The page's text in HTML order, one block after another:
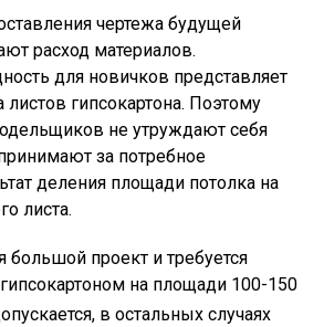
чертежа будущей
расход материалов.
для новичков представляет
листов гипсокартона. Поэтому
не утруждают себя
за потребное
деления площади потолка на
листа.
большой проект и требуется
на площади 100-150
в остальных случаях